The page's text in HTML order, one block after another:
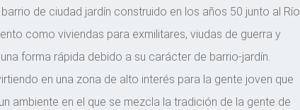
de ciudad jardín construido en los años 50 junto al Río
como viviendas para exmilitares, viudas de guerra y
forma rápida debido a su carácter de barrio-jardín.
en una zona de alto interés para la gente joven que
ambiente en el que se mezcla la tradición de la gente de